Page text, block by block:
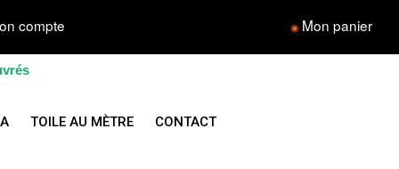
compte ◉ Mon panier
TOILE AU MÈTRE CONTACT